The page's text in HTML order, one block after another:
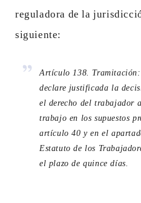
reguladora de la
siguiente:
Artículo 138.
declare justificada la
el derecho del trabajador
trabajo en los supuestos
artículo 40 y en el
Estatuto de los
el plazo de quince días.